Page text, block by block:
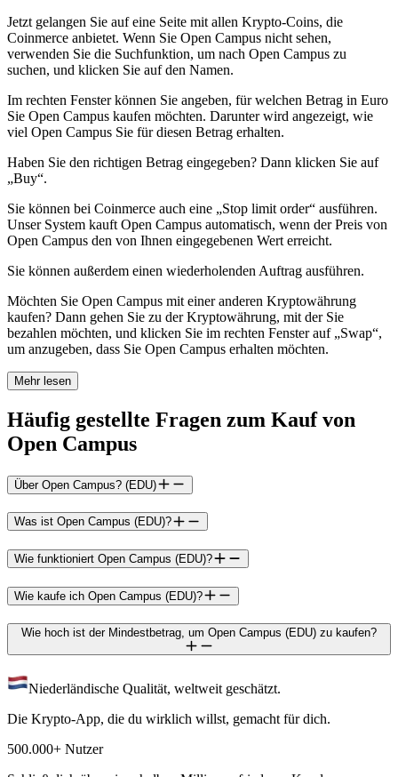
Jetzt gelangen Sie auf eine Seite mit allen Krypto-Coins, die
Coinmerce anbietet. Wenn Sie Open Campus nicht sehen,
verwenden Sie die Suchfunktion, um nach Open Campus zu
suchen, und klicken Sie auf den Namen.
Im rechten Fenster können Sie angeben, für welchen Betrag in Euro
Sie Open Campus kaufen möchten. Darunter wird angezeigt, wie
viel Open Campus Sie für diesen Betrag erhalten.
Haben Sie den richtigen Betrag eingegeben? Dann klicken Sie auf
„Buy“.
Sie können bei Coinmerce auch eine „Stop limit order“ ausführen.
Unser System kauft Open Campus automatisch, wenn der Preis von
Open Campus den von Ihnen eingegebenen Wert erreicht.
Sie können außerdem einen wiederholenden Auftrag ausführen.
Möchten Sie Open Campus mit einer anderen Kryptowährung
kaufen? Dann gehen Sie zu der Kryptowährung, mit der Sie
bezahlen möchten, und klicken Sie im rechten Fenster auf „Swap“,
um anzugeben, dass Sie Open Campus erhalten möchten.
Mehr lesen
Häufig gestellte Fragen zum Kauf von
Open Campus
Über Open Campus? (EDU)
Was ist Open Campus (EDU)?
Wie funktioniert Open Campus (EDU)?
Wie kaufe ich Open Campus (EDU)?
Wie hoch ist der Mindestbetrag, um Open Campus (EDU) zu kaufen?
Niederländische Qualität, weltweit geschätzt.
Die Krypto-App, die du wirklich willst, gemacht für dich.
500.000+ Nutzer